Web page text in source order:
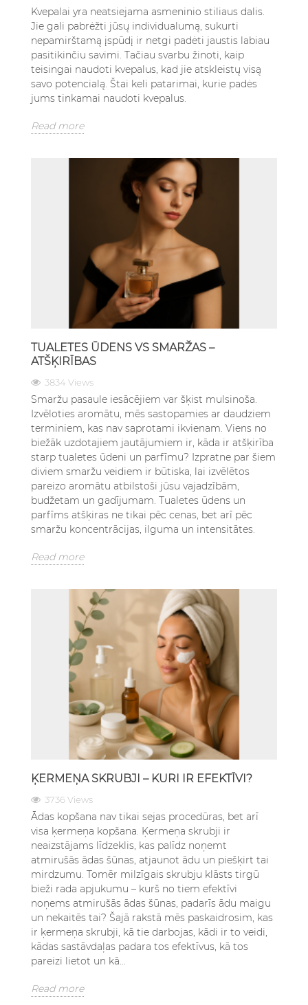
Kvepalai yra neatsiejama asmeninio stiliaus dalis.
Jie gali pabrėžti jūsų individualumą, sukurti
nepamirštamą įspūdį ir netgi padėti jaustis labiau
pasitikinčiu savimi. Tačiau svarbu žinoti, kaip
teisingai naudoti kvepalus, kad jie atskleistų visą
savo potencialą. Štai keli patarimai, kurie padės
jums tinkamai naudoti kvepalus.
Read more
TUALETES ŪDENS VS SMARŽAS –
ATŠĶIRĪBAS
3834 Views
Smaržu pasaule iesācējiem var šķist mulsinoša.
Izvēloties aromātu, mēs sastopamies ar daudziem
terminiem, kas nav saprotami ikvienam. Viens no
biežāk uzdotajiem jautājumiem ir, kāda ir atšķirība
starp tualetes ūdeni un parfīmu? Izpratne par šiem
diviem smaržu veidiem ir būtiska, lai izvēlētos
pareizo aromātu atbilstoši jūsu vajadzībām,
budžetam un gadījumam. Tualetes ūdens un
parfīms atšķiras ne tikai pēc cenas, bet arī pēc
smaržu koncentrācijas, ilguma un intensitātes.
Read more
ĶERMEŅA SKRUBJI – KURI IR EFEKTĪVI?
3736 Views
Ādas kopšana nav tikai sejas procedūras, bet arī
visa ķermeņa kopšana. Ķermeņa skrubji ir
neaizstājams līdzeklis, kas palīdz noņemt
atmirušās ādas šūnas, atjaunot ādu un piešķirt tai
mirdzumu. Tomēr milzīgais skrubju klāsts tirgū
bieži rada apjukumu – kurš no tiem efektīvi
noņems atmirušās ādas šūnas, padarīs ādu maigu
un nekaitēs tai? Šajā rakstā mēs paskaidrosim, kas
ir ķermeņa skrubji, kā tie darbojas, kādi ir to veidi,
kādas sastāvdaļas padara tos efektīvus, kā tos
pareizi lietot un kā...
Read more